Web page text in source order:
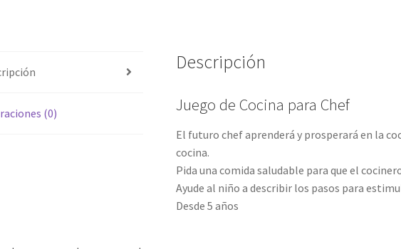
(0)
Descripción
Juego de Cocina para Chef
El futuro chef aprenderá y prosperará en la
cocina.
Pida una comida saludable para que el
Ayude al niño a describir los pasos para
Desde 5 años